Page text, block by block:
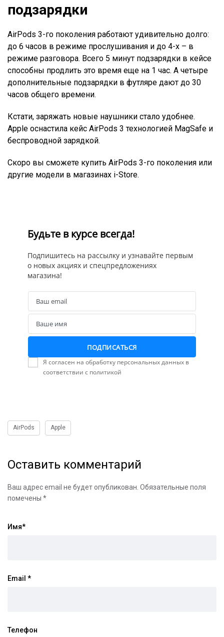
подзарядки
AirPods 3-го поколения работают удивительно долго:
до 6 часов в режиме прослушивания и до 4-х – в
режиме разговора. Всего 5 минут подзарядки в кейсе
способны продлить это время еще на 1 час. А четыре
дополнительные подзарядки в футляре дают до 30
часов общего времени.
Кстати, заряжать новые наушники стало удобнее.
Apple оснастила кейс AirPods 3 технологией MagSafe и
беспроводной зарядкой.
Скоро вы сможете купить AirPods 3-го поколения или
другие модели в магазинах i-Store.
Будьте в курсе всегда!
Подпишитесь на рассылку и узнавайте первым
о новых акциях и спецпредложениях
магазина!
Email
Ваш email
Name
Ваше имя
ПОДПИСАТЬСЯ
Я согласен на обработку персональных данных в
соответствии с политикой
AirPods Apple
Оставить комментарий
Ваш адрес email не будет опубликован. Обязательные поля
помечены *
Имя*
Email *
Телефон